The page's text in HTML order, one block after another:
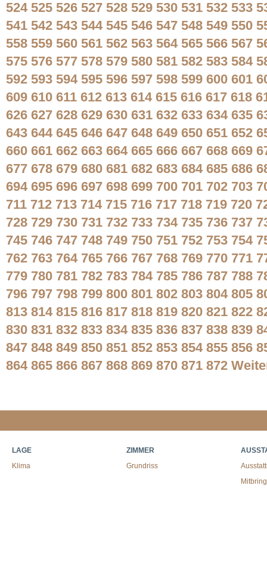
524 525 526 527 528 529 530 531 532 533
541 542 543 544 545 546 547 548 549 550
558 559 560 561 562 563 564 565 566 567
575 576 577 578 579 580 581 582 583 584
592 593 594 595 596 597 598 599 600 601
609 610 611 612 613 614 615 616 617 618
626 627 628 629 630 631 632 633 634 635
643 644 645 646 647 648 649 650 651 652
660 661 662 663 664 665 666 667 668 669
677 678 679 680 681 682 683 684 685 686
694 695 696 697 698 699 700 701 702 703
711 712 713 714 715 716 717 718 719 720
728 729 730 731 732 733 734 735 736 737
745 746 747 748 749 750 751 752 753 754
762 763 764 765 766 767 768 769 770 771
779 780 781 782 783 784 785 786 787 788
796 797 798 799 800 801 802 803 804 805
813 814 815 816 817 818 819 820 821 822
830 831 832 833 834 835 836 837 838 839
847 848 849 850 851 852 853 854 855 856
864 865 866 867 868 869 870 871 872
LAGE
Klima
ZIMMER
Grundriss